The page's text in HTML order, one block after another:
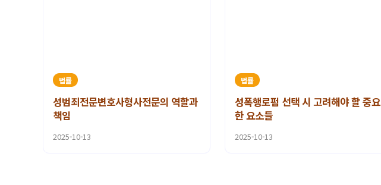
법률
성범죄전문변호사형사전문의 역할과
책임
2025-10-13
법률
성폭행로펌 선택 시 고려해야 할 중요
한 요소들
2025-10-13